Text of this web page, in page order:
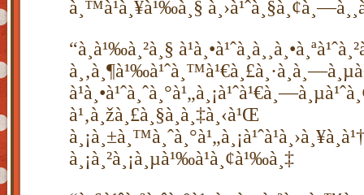
à¸™à¹à¸¥à¹‰à¸§
“à¸­à¹‰à¸²à¸§
à¹‚à¸žà¸£à¸§à¸­à¸‡à¸‹à¹Œ
à¸¡à¸²à¸¡à¸µà¹‰à¹à¸¢à¹‰à¸‡